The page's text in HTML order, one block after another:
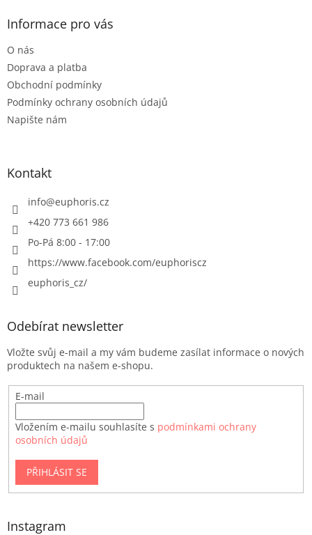
Informace pro vás
O nás
Doprava a platba
Obchodní podmínky
Podmínky ochrany osobních údajů
Napište nám
Kontakt
info@euphoris.cz
+420 773 661 986
Po-Pá 8:00 - 17:00
https://www.facebook.com/euphoriscz
euphoris_cz/
Odebírat newsletter
Vložte svůj e-mail a my vám budeme zasílat informace o nových
produktech na našem e-shopu.
E-mail
Vložením e-mailu souhlasíte s podmínkami ochrany
osobních údajů
PŘIHLÁSIT SE
Instagram